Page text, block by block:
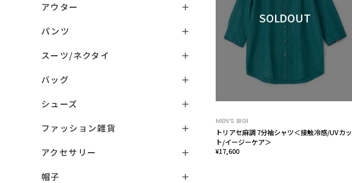
アウター
パンツ
スーツ/ネクタイ
バッグ
シューズ
ファッション雑貨
アクセサリー
帽子
SOLDOUT
MEN’S BIGI
トリアセ麻調 7分袖シャツ＜接触冷感/UVカッ
ト/イージーケア＞
¥17,600